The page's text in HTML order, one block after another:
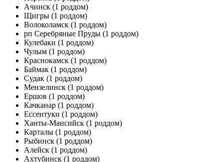
Ачинск (1 роддом)
Щигры (1 роддом)
Волоколамск (1 роддом)
рп Серебряные Пруды (1 роддом)
Кулебаки (1 роддом)
Чулым (1 роддом)
Краснокамск (1 роддом)
Баймак (1 роддом)
Судак (1 роддом)
Мензелинск (1 роддом)
Ершов (1 роддом)
Качканар (1 роддом)
Ессентуки (1 роддом)
Ханты-Мансийск (1 роддом)
Карталы (1 роддом)
Рыбинск (1 роддом)
Алейск (1 роддом)
Ахтубинск (1 роддом)